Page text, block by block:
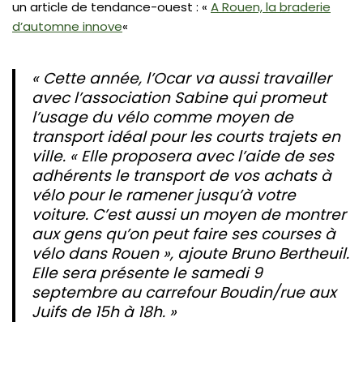
un article de tendance-ouest : « A Rouen, la braderie
d’automne innove«
« Cette année, l’Ocar va aussi travailler
avec l’association Sabine qui promeut
l’usage du vélo comme moyen de
transport idéal pour les courts trajets en
ville. « Elle proposera avec l’aide de ses
adhérents le transport de vos achats à
vélo pour le ramener jusqu’à votre
voiture. C’est aussi un moyen de montrer
aux gens qu’on peut faire ses courses à
vélo dans Rouen », ajoute Bruno Bertheuil.
Elle sera présente le samedi 9
septembre au carrefour Boudin/rue aux
Juifs de 15h à 18h. »